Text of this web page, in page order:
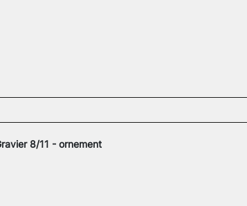
8/11 - ornement